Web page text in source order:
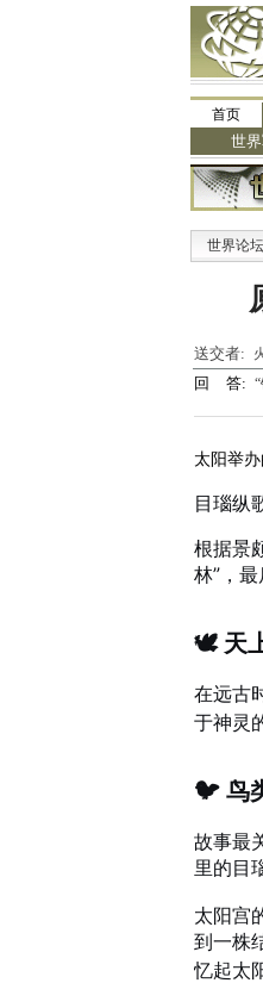
首页
世
世界论
送交者:
回 答:
太阳举办
目瑙纵
根据景
林”，最
🕊️ 天
在远古
于神灵
🐦 鸟
故事最
里的目
太阳宫
到一株
忆起太